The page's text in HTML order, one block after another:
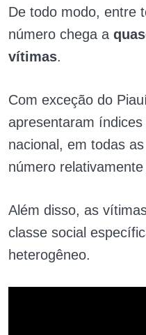
De todo modo, entre
número chega a
vítimas.
Com exceção do
apresentaram
nacional, em todas
número
Além disso, as
classe social
heterogêneo.